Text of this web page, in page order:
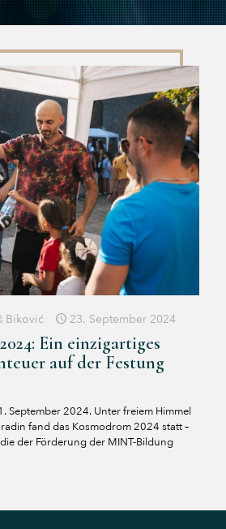
Biković 23. September 2024
Ein einzigartiges
auf der Festung
September 2024. Unter freiem Himmel
fand das Kosmodrom 2024 statt –
der Förderung der MINT-Bildung